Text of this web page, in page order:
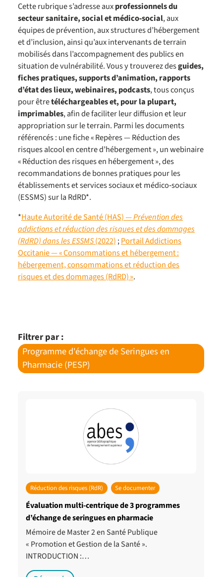
Cette rubrique s’adresse auxprofessionnels du
secteur sanitaire, social et médico‑social, aux
équipes de prévention, aux structures d’hébergement
et d’inclusion, ainsi qu’aux intervenants de terrain
mobilisés dans l’accompagnement des publics en
situation de vulnérabilité. Vous y trouverez desguides,
fiches pratiques, supports d’animation, rapports
d’état des lieux, webinaires, podcasts, tous conçus
pour êtretéléchargeables et, pour la plupart,
imprimables, afin de faciliter leur diffusion et leur
appropriation sur le terrain. Parmi les documents
référencés : une fiche « Repères — Réduction des
risques alcool en centre d’hébergement », un webinaire
« Réduction des risques en hébergement », des
recommandations de bonnes pratiques pour les
établissements et services sociaux et médico‑sociaux
(ESSMS) sur la RdRD*.
*Haute Autorité de Santé (HAS) —Prévention des
addictions et réduction des risques et des dommages
(RdRD) dans les ESSMS(2022);Portail Addictions
Occitanie — « Consommations et hébergement :
hébergement, consommations et réduction des
risques et des dommages (RdRD) ».
Filtrer par :
Programme d'échange de Seringues en
Pharmacie (PESP)
Réduction des risques (RdR) Se documenter
Évaluation multi-centrique de 3 programmes
d’échange de seringues en pharmacie
Mémoire de Master 2 en Santé Publique
« Promotion et Gestion de la Santé ».
INTRODUCTION :…